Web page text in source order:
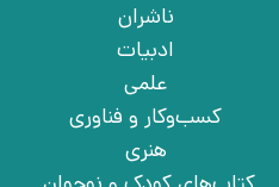
ناشران
ادبیات
علمی
کسب‌وکار و فناوری
هنری